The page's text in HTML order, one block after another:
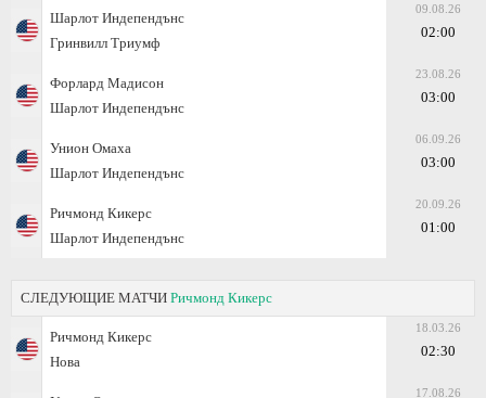
Шарлот Индепендънс
Гринвилл Триумф
09.08.26
02:00
Форлард Мадисон
Шарлот Индепендънс
23.08.26
03:00
Унион Омаха
Шарлот Индепендънс
06.09.26
03:00
Ричмонд Кикерс
Шарлот Индепендънс
20.09.26
01:00
СЛЕДУЮЩИЕ МАТЧИ Ричмонд Кикерс
Ричмонд Кикерс
Нова
18.03.26
02:30
17.08.26